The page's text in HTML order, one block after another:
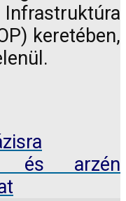
Infrastruktúra
keretében,
és arzén